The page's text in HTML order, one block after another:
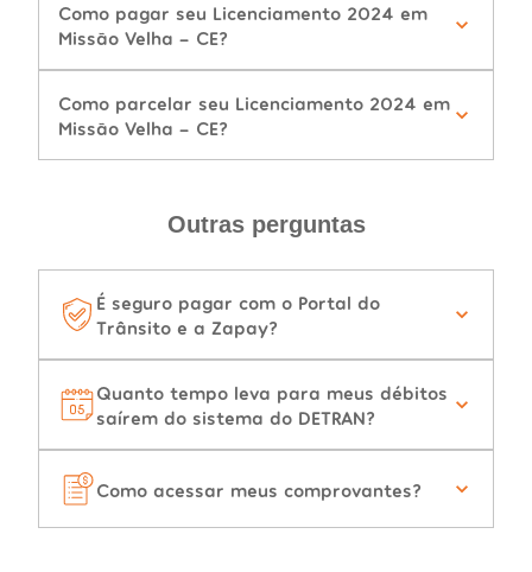
Como pagar seu Licenciamento 2024 em
Missão Velha - CE?
Como parcelar seu Licenciamento 2024 em
Missão Velha - CE?
Outras perguntas
É seguro pagar com o Portal do
Trânsito e a Zapay?
Quanto tempo leva para meus débitos
saírem do sistema do DETRAN?
Como acessar meus comprovantes?